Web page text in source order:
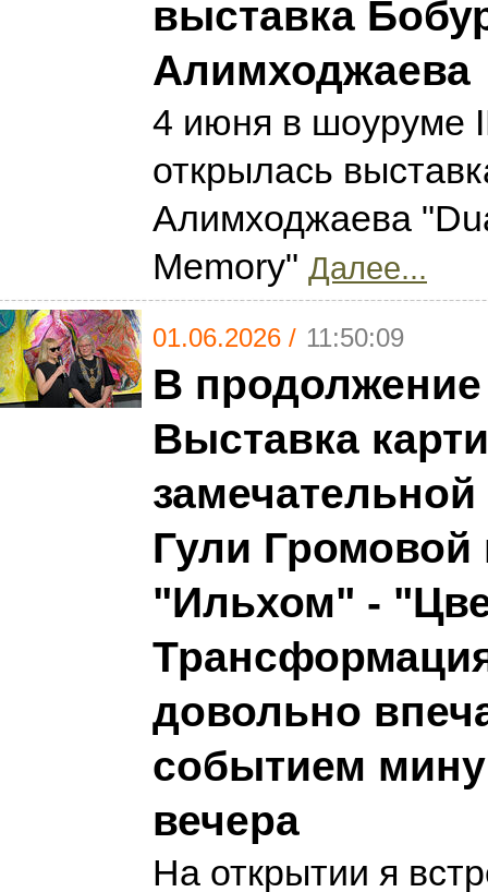
выставка
Алимходжаева
4 июня в шоуруме
открылась
Алимходжаева
Memory" Далее...
01.06.2026 / 11:50:09
В
Выставка
Гули Громовой
"Ильхом" -
довольно
событием
вечера
На открытии я